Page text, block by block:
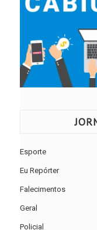
Esporte
Eu Repórter
Falecimentos
Geral
Policial